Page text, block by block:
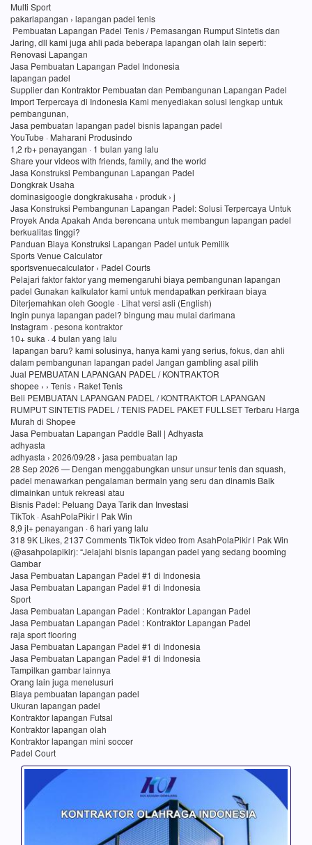
Multi Sport
pakarlapangan › lapangan padel tenis
Pembuatan Lapangan Padel Tenis / Pemasangan Rumput Sintetis dan
Jaring, dll kami juga ahli pada beberapa lapangan olah lain seperti:
Renovasi Lapangan
Jasa Pembuatan Lapangan Padel Indonesia
lapangan padel
Supplier dan Kontraktor Pembuatan dan Pembangunan Lapangan Padel
Import Terpercaya di Indonesia Kami menyediakan solusi lengkap untuk
pembangunan,
Jasa pembuatan lapangan padel bisnis lapangan padel
YouTube · Maharani Produsindo
1,2 rb+ penayangan · 1 bulan yang lalu
Share your videos with friends, family, and the world
Jasa Konstruksi Pembangunan Lapangan Padel
Dongkrak Usaha
dominasigoogle dongkrakusaha › produk › j
Jasa Konstruksi Pembangunan Lapangan Padel: Solusi Terpercaya Untuk
Proyek Anda Apakah Anda berencana untuk membangun lapangan padel
berkualitas tinggi?
Panduan Biaya Konstruksi Lapangan Padel untuk Pemilik
Sports Venue Calculator
sportsvenuecalculator › Padel Courts
Pelajari faktor faktor yang memengaruhi biaya pembangunan lapangan
padel Gunakan kalkulator kami untuk mendapatkan perkiraan biaya
Diterjemahkan oleh Google · Lihat versi asli (English)
Ingin punya lapangan padel? bingung mau mulai darimana
Instagram · pesona kontraktor
10+ suka · 4 bulan yang lalu
lapangan baru? kami solusinya, hanya kami yang serius, fokus, dan ahli
dalam pembangunan lapangan padel Jangan gambling asal pilih
Jual PEMBUATAN LAPANGAN PADEL / KONTRAKTOR
shopee › › Tenis › Raket Tenis
Beli PEMBUATAN LAPANGAN PADEL / KONTRAKTOR LAPANGAN
RUMPUT SINTETIS PADEL / TENIS PADEL PAKET FULLSET Terbaru Harga
Murah di Shopee
Jasa Pembuatan Lapangan Paddle Ball | Adhyasta
adhyasta
adhyasta › 2026/09/28 › jasa pembuatan lap
28 Sep 2026 — Dengan menggabungkan unsur unsur tenis dan squash,
padel menawarkan pengalaman bermain yang seru dan dinamis Baik
dimainkan untuk rekreasi atau
Bisnis Padel: Peluang Daya Tarik dan Investasi
TikTok · AsahPolaPikir l Pak Win
8,9 jt+ penayangan · 6 hari yang lalu
318 9K Likes, 2137 Comments TikTok video from AsahPolaPikir l Pak Win
(@asahpolapikir): “Jelajahi bisnis lapangan padel yang sedang booming
Gambar
Jasa Pembuatan Lapangan Padel #1 di Indonesia
Jasa Pembuatan Lapangan Padel #1 di Indonesia
Sport
Jasa Pembuatan Lapangan Padel : Kontraktor Lapangan Padel
Jasa Pembuatan Lapangan Padel : Kontraktor Lapangan Padel
raja sport flooring
Jasa Pembuatan Lapangan Padel #1 di Indonesia
Jasa Pembuatan Lapangan Padel #1 di Indonesia
Tampilkan gambar lainnya
Orang lain juga menelusuri
Biaya pembuatan lapangan padel
Ukuran lapangan padel
Kontraktor lapangan Futsal
Kontraktor lapangan olah
Kontraktor lapangan mini soccer
Padel Court